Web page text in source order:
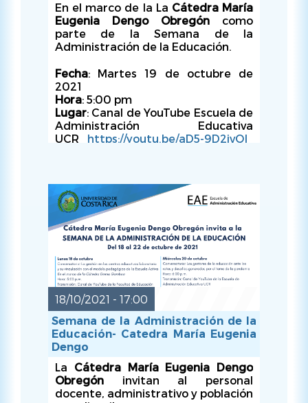
MIÉ, 20/10/2021 - 15:00
En el marco de la La Cátedra María
Eugenia Dengo Obregón como
parte de la Semana de la
Administración de la Educación.
Fecha: Martes 19 de octubre de
2021
Hora: 5:00 pm
Lugar: Canal de YouTube Escuela de
Administración Educativa
UCR https://youtu.be/aD5-9D2ivQI
MAR, 19/10/2021 - 17:00
18/10/2021 - 17:00
Semana de la Administración de la
Educación- Catedra María Eugenia
Dengo
La Cátedra María Eugenia Dengo
Obregón invitan al personal
docente, administrativo y población